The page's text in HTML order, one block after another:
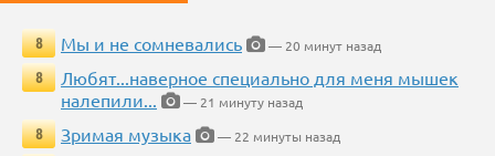
8 Мы и не сомневались
— 20 минут назад
8
Любят...наверное специально для меня мышек
налепили...
— 21 минуту назад
8
Зримая музыка
— 22 минуты назад